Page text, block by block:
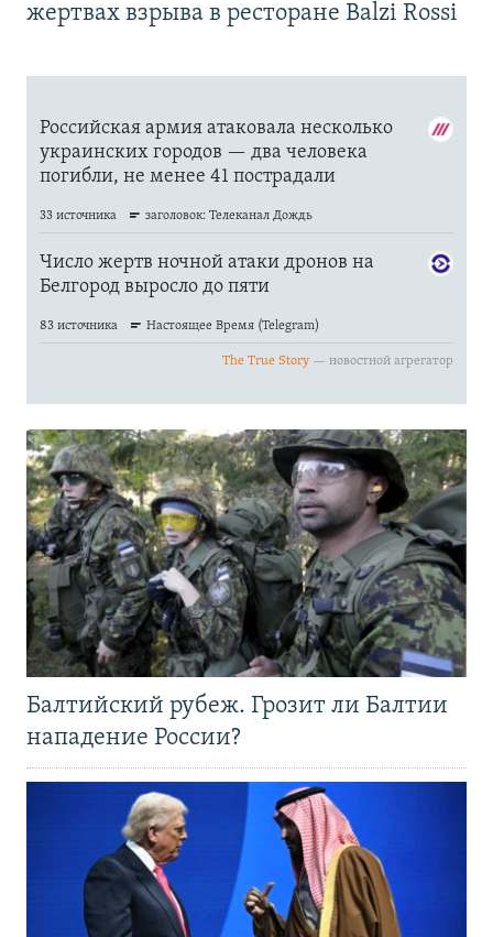
жертвах взрыва в ресторане Balzi Rossi
Балтийский рубеж. Грозит ли Балтии
нападение России?